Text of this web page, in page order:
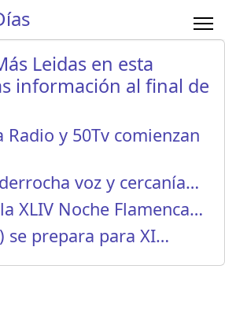
Leidas en esta
información al final de
Radio y 50Tv comienzan
voz y cercanía…
XLIV Noche Flamenca…
se prepara para XI…